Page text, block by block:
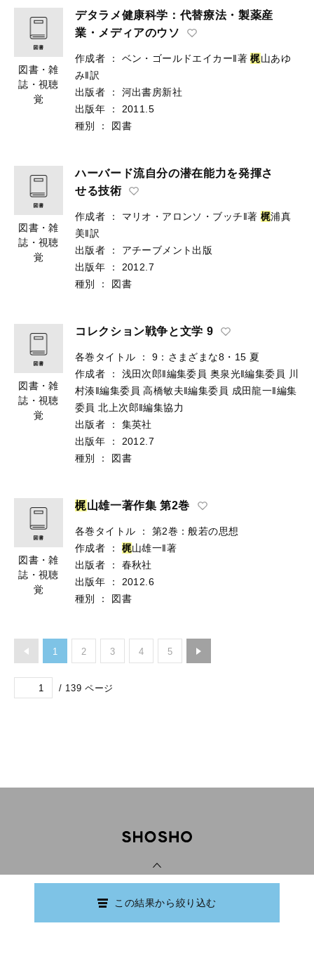
図書・雑
誌・視聴
覚
デタラメ健康科学：代替療法・製薬産
業・メディアのウソ
作成者 ： ベン・ゴールドエイカー‖著 梶山あゆ
み‖訳
出版者
：
河出書房新社
出版年
：
2011.5
種別
： 図書
図書・雑
誌・視聴
覚
ハーバード流自分の潜在能力を発揮さ
せる技術
作成者 ： マリオ・アロンソ・ブッチ‖著 梶浦真
美‖訳
出版者
：
アチーブメント出版
出版年
：
2012.7
種別
： 図書
図書・雑
誌・視聴
覚
コレクション戦争と文学 9
各巻タイトル ：
9：さまざまな8・15 夏
作成者
： 浅田次郎‖編集委員 奥泉光‖編集委員 川
村湊‖編集委員 高橋敏夫‖編集委員 成田龍一‖編集
委員 北上次郎‖編集協力
出版者
：
集英社
出版年
：
2012.7
種別
： 図書
図書・雑
誌・視聴
覚
梶山雄一著作集 第2巻
各巻タイトル ：
第2巻：般若の思想
作成者
： 梶山雄一‖著
出版者
：
春秋社
出版年
：
2012.6
種別
： 図書
1 2 3 4 5
/ 139 ページ
この結果から絞り込む
Copyright © Ishikawa Prefectural Library.